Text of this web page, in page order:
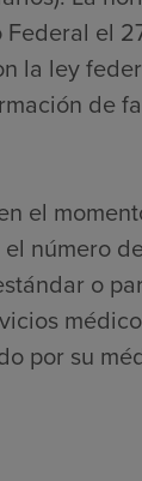
el
la ley
de
el
número
o
por su